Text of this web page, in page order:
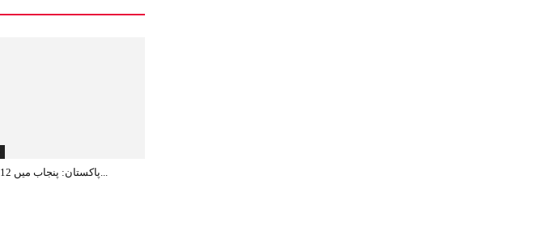
پاکستان: پنجاب میں 12دہشت...